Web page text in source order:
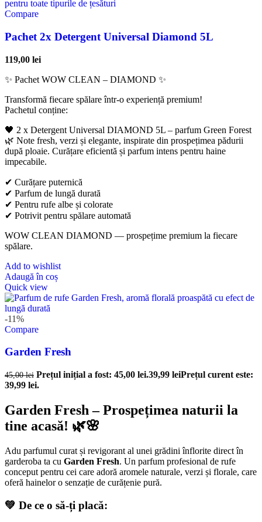
Compare
Pachet 2x Detergent Universal Diamond 5L
119,00 lei
✨ Pachet WOW CLEAN – DIAMOND ✨
Transformă fiecare spălare într-o experiență premium!
Pachetul conține:
🖤 2 x Detergent Universal DIAMOND 5L – parfum Green Forest
🌿 Note fresh, verzi și elegante, inspirate din prospețimea pădurii
după ploaie. Curățare eficientă și parfum intens pentru haine
impecabile.
✔ Curățare puternică
✔ Parfum de lungă durată
✔ Pentru rufe albe și colorate
✔ Potrivit pentru spălare automată
WOW CLEAN DIAMOND — prospețime premium la fiecare
spălare.
Add to wishlist
Adaugă în coș
Quick view
-11%
Compare
Garden Fresh
45,00lei Prețul inițial a fost: 45,00 lei.39,99 leiPrețul curent este:
39,99 lei.
Garden Fresh – Prospețimea naturii la
tine acasă! 🌿🌸
Adu parfumul curat și revigorant al unei grădini înflorite direct în
garderoba ta cu Garden Fresh. Un parfum profesional de rufe
conceput pentru cei care adoră aromele naturale, verzi și florale, care
oferă hainelor o senzație de curățenie pură.
💚 De ce o să-ți placă: